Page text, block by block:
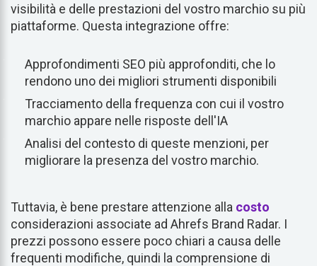
visibilità e delle prestazioni del vostro marchio su più
piattaforme. Questa integrazione offre:
Approfondimenti SEO più approfonditi, che lo
rendono uno dei migliori strumenti disponibili
Tracciamento della frequenza con cui il vostro
marchio appare nelle risposte dell'IA
Analisi del contesto di queste menzioni, per
migliorare la presenza del vostro marchio.
Tuttavia, è bene prestare attenzione alla costo
considerazioni associate ad Ahrefs Brand Radar. I
prezzi possono essere poco chiari a causa delle
frequenti modifiche, quindi la comprensione di